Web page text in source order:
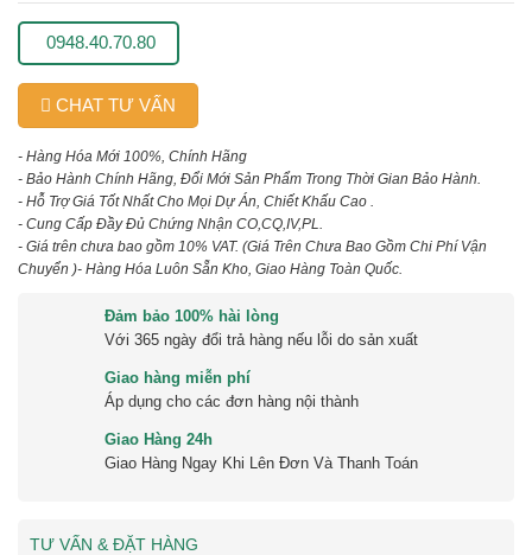
0948.40.70.80
CHAT TƯ VẤN
- Hàng Hóa Mới 100%, Chính Hãng
- Bảo Hành Chính Hãng, Đổi Mới Sản Phẩm Trong Thời Gian Bảo Hành.
- Hỗ Trợ Giá Tốt Nhất Cho Mọi Dự Án, Chiết Khấu Cao .
- Cung Cấp Đầy Đủ Chứng Nhận CO,CQ,IV,PL.
- Giá trên chưa bao gồm 10% VAT. (Giá Trên Chưa Bao Gồm Chi Phí Vận
Chuyển )- Hàng Hóa Luôn Sẵn Kho, Giao Hàng Toàn Quốc.
Đảm bảo 100% hài lòng
Với 365 ngày đổi trả hàng nếu lỗi do sản xuất
Giao hàng miễn phí
Áp dụng cho các đơn hàng nội thành
Giao Hàng 24h
Giao Hàng Ngay Khi Lên Đơn Và Thanh Toán
TƯ VẤN & ĐẶT HÀNG